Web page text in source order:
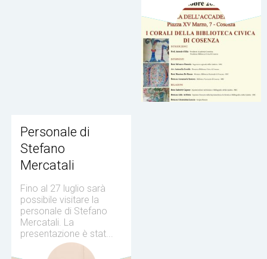
Personale di
Stefano
Mercatali
Fino al 27 luglio sarà
possibile visitare la
personale di Stefano
Mercatali. La
presentazione è stat...